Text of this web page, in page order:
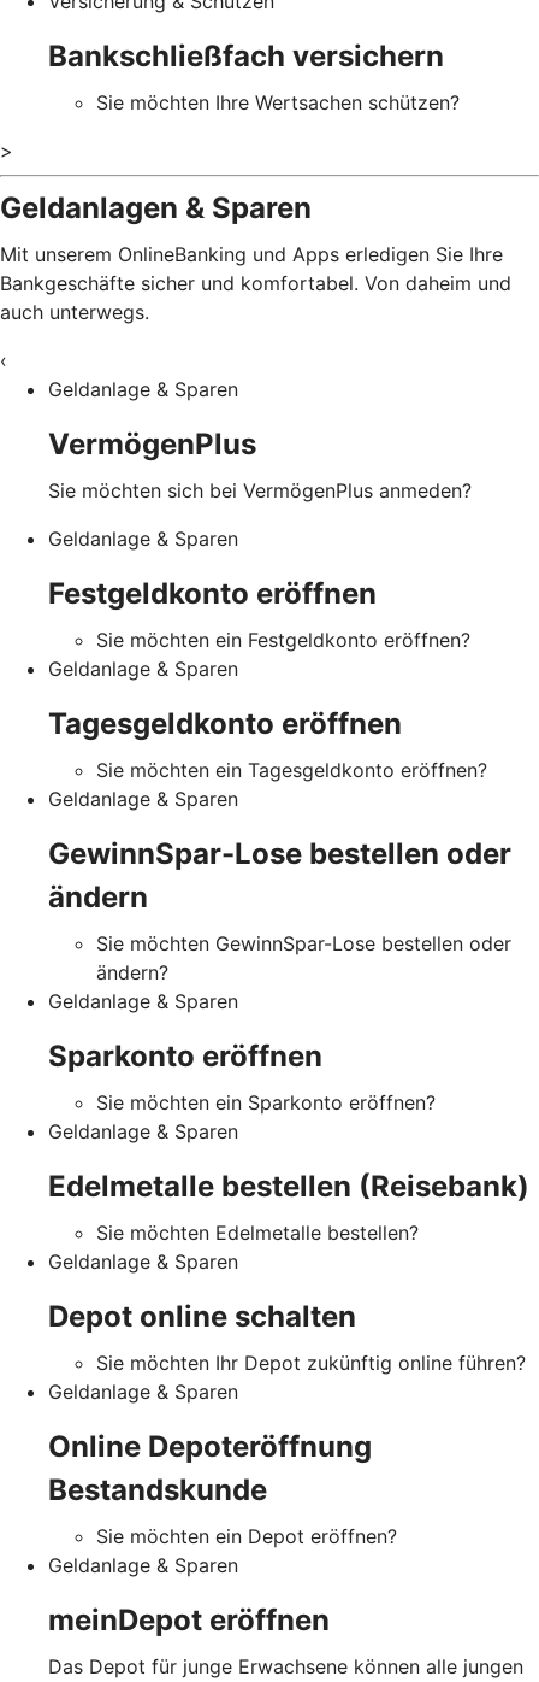
Bankschließfach versichern
Sie möchten Ihre Wertsachen schützen?
>
Geldanlagen & Sparen
Mit unserem OnlineBanking und Apps erledigen Sie Ihre
Bankgeschäfte sicher und komfortabel. Von daheim und
auch unterwegs.
‹
Geldanlage & Sparen
VermögenPlus
Sie möchten sich bei VermögenPlus anmeden?
Geldanlage & Sparen
Festgeldkonto eröffnen
Sie möchten ein Festgeldkonto eröffnen?
Geldanlage & Sparen
Tagesgeldkonto eröffnen
Sie möchten ein Tagesgeldkonto eröffnen?
Geldanlage & Sparen
GewinnSpar-Lose bestellen oder
ändern
Sie möchten GewinnSpar-Lose bestellen oder
ändern?
Geldanlage & Sparen
Sparkonto eröffnen
Sie möchten ein Sparkonto eröffnen?
Geldanlage & Sparen
Edelmetalle bestellen (Reisebank)
Sie möchten Edelmetalle bestellen?
Geldanlage & Sparen
Depot online schalten
Sie möchten Ihr Depot zukünftig online führen?
Geldanlage & Sparen
Online Depoteröffnung
Bestandskunde
Sie möchten ein Depot eröffnen?
Geldanlage & Sparen
meinDepot eröffnen
Das Depot für junge Erwachsene können alle jungen